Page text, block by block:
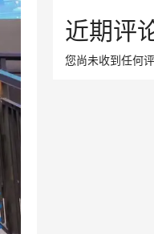
近期评
您尚未收到任何评